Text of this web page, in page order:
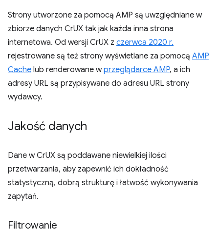
Strony utworzone za pomocą AMP są uwzględniane w
zbiorze danych CrUX tak jak każda inna strona
internetowa. Od wersji CrUX z czerwca 2020 r.
rejestrowane są też strony wyświetlane za pomocą AMP
Cache lub renderowane wprzeglądarce AMP, a ich
adresy URL są przypisywane do adresu URL strony
wydawcy.
Jakość danych
Dane w CrUX są poddawane niewielkiej ilości
przetwarzania, aby zapewnić ich dokładność
statystyczną, dobrą strukturę i łatwość wykonywania
zapytań.
Filtrowanie